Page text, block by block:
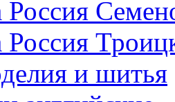
Россия
и шитья